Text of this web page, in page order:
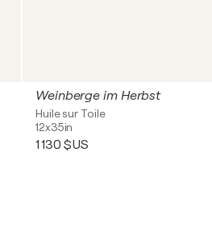
Weinberge im Herbst
Huile sur Toile
12x35in
1 130 $US